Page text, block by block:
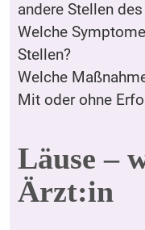
andere Stellen
Welche
Stellen?
Welche
Mit oder ohne
Läuse –
Ärzt:in